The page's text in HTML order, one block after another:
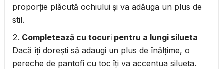
proporție plăcută ochiului și va adăuga un plus de
stil.
Completează cu tocuri pentru a lungi silueta
Dacă îți dorești să adaugi un plus de înălțime, o
pereche de pantofi cu toc îți va accentua silueta.